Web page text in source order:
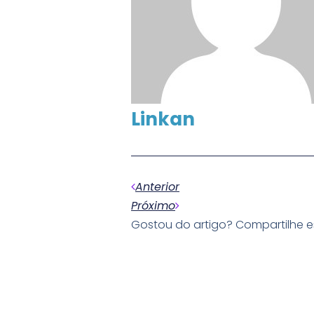
Linkan
Anterior
Próximo
Gostou do artigo? Compartilhe